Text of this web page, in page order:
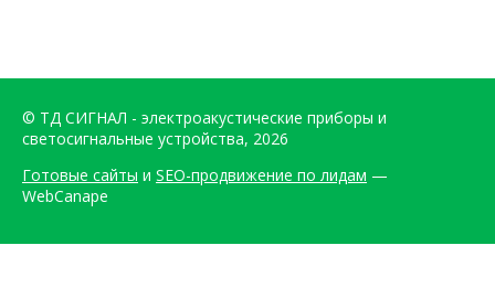
© ТД СИГНАЛ - электроакустические приборы и
светосигнальные устройства, 2026
Готовые сайты и SEO-продвижение по лидам —
WebCanape